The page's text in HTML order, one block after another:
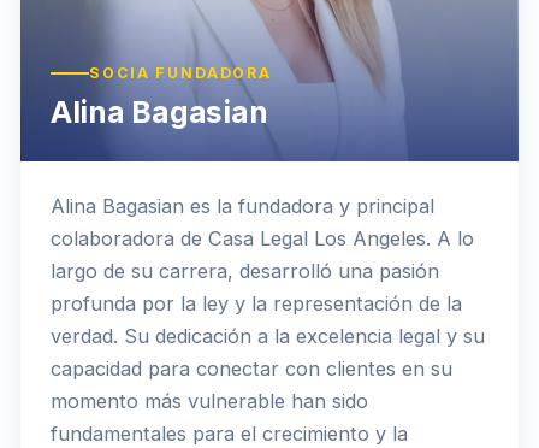
SOCIA FUNDADORA
Alina Bagasian
Alina Bagasian es la fundadora y principal
colaboradora de Casa Legal Los Angeles. A lo
largo de su carrera, desarrolló una pasión
profunda por la ley y la representación de la
verdad. Su dedicación a la excelencia legal y su
capacidad para conectar con clientes en su
momento más vulnerable han sido
fundamentales para el crecimiento y la